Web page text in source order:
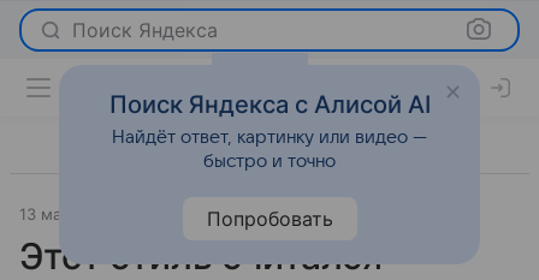
Поиск Яндекса
13 мая 2026 Мода
Этот стиль считался
Поиск Яндекса с Алисой AI
Найдёт ответ, картинку или видео —
быстро и точно
Попробовать